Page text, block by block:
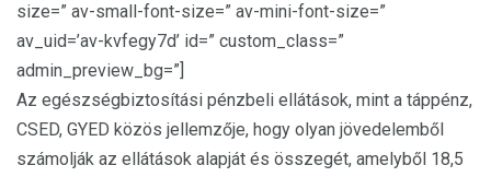
size=” av-small-font-size=” av-mini-font-size=”
av_uid=’av-kvfegy7d’ id=” custom_class=”
admin_preview_bg=”]
Az egészségbiztosítási pénzbeli ellátások, mint a táppénz,
CSED, GYED közös jellemzője, hogy olyan jövedelemből
számolják az ellátások alapját és összegét, amelyből 18,5